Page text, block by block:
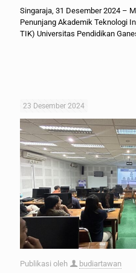
Singaraja, 31 Desember 2024 –
Penunjang Akademik Teknologi
TIK) Universitas Pendidikan
23 Desember 2024
Publikasi oleh budiartawan